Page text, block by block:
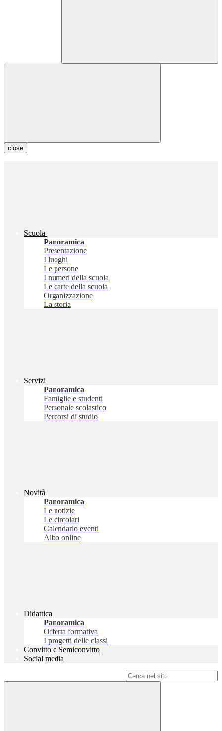
close
Scuola
Panoramica
Presentazione
I luoghi
Le persone
I numeri della scuola
Le carte della scuola
Organizzazione
La storia
Servizi
Panoramica
Famiglie e studenti
Personale scolastico
Percorsi di studio
Novità
Panoramica
Le notizie
Le circolari
Calendario eventi
Albo online
Didattica
Panoramica
Offerta formativa
I progetti delle classi
Convitto e Semiconvitto
Social media